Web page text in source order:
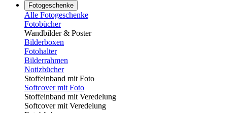
Fotogeschenke
Alle Fotogeschenke
Fotobücher
Wandbilder & Poster
Bilderboxen
Fotohalter
Bilderrahmen
Notizbücher
Stoffeinband mit Foto
Softcover mit Foto
Stoffeinband mit Veredelung
Softcover mit Veredelung